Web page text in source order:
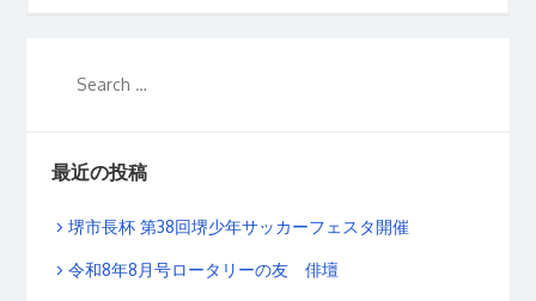
最近の投稿
堺市長杯 第38回堺少年サッカーフェスタ開催
令和8年8月号ロータリーの友 俳壇